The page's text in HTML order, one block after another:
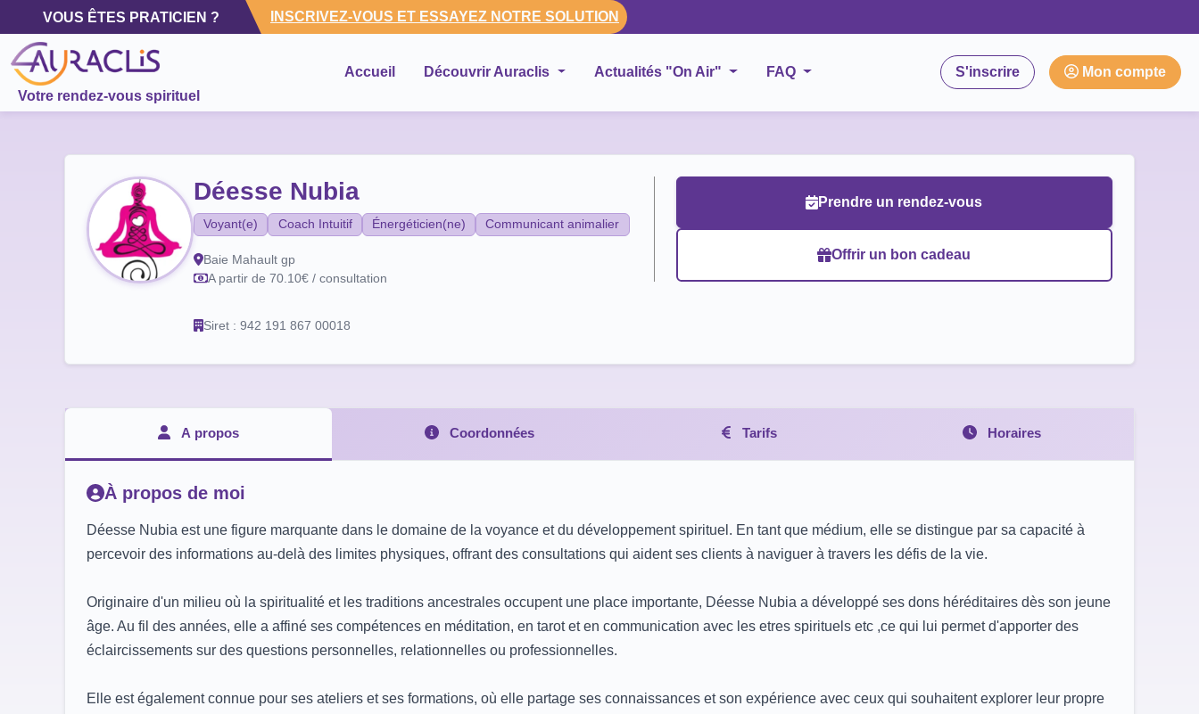
VOUS ÊTES PRATICIEN ? INSCRIVEZ-VOUS ET ESSAYEZ NOTRE SOLUTION
Votre rendez-vous spirituel
Accueil Découvrir Auraclis Actualités "On Air" FAQ S'inscrire Mon compte
Déesse Nubia
Voyant(e) Coach Intuitif Énergéticien(ne) Communicant animalier
Baie Mahault gp
A partir de 70.10€ / consultation
Siret : 942 191 867 00018
Prendre un rendez-vous
Offrir un bon cadeau
A propos Coordonnées Tarifs Horaires
À propos de moi
Déesse Nubia est une figure marquante dans le domaine de la voyance et du développement spirituel. En tant que médium, elle se distingue par sa capacité à
percevoir des informations au-delà des limites physiques, offrant des consultations qui aident ses clients à naviguer à travers les défis de la vie.
Originaire d'un milieu où la spiritualité et les traditions ancestrales occupent une place importante, Déesse Nubia a développé ses dons héréditaires dès son jeune
âge. Au fil des années, elle a affiné ses compétences en méditation, en tarot et en communication avec les etres spirituels etc ,ce qui lui permet d'apporter des
éclaircissements sur des questions personnelles, relationnelles ou professionnelles.
Elle est également connue pour ses ateliers et ses formations, où elle partage ses connaissances et son expérience avec ceux qui souhaitent explorer leur propre